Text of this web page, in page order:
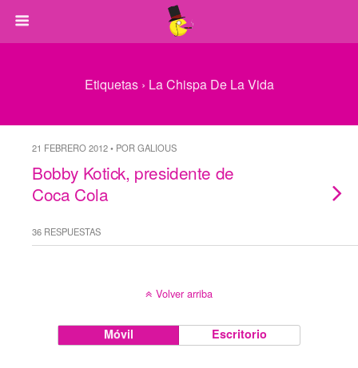
Etiquetas › La Chispa De La Vida
21 FEBRERO 2012 • POR GALIOUS
Bobby Kotick, presidente de
Coca Cola
36 RESPUESTAS
Volver arriba
Móvil Escritorio